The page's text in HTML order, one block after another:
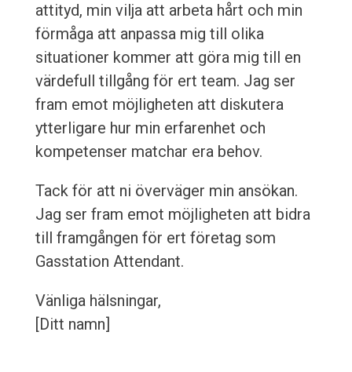
attityd, min vilja att arbeta hårt och min
förmåga att anpassa mig till olika
situationer kommer att göra mig till en
värdefull tillgång för ert team. Jag ser
fram emot möjligheten att diskutera
ytterligare hur min erfarenhet och
kompetenser matchar era behov.
Tack för att ni överväger min ansökan.
Jag ser fram emot möjligheten att bidra
till framgången för ert företag som
Gasstation Attendant.
Vänliga hälsningar,
[Ditt namn]